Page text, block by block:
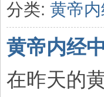
分类: 黄帝
黄帝内经
在昨天的